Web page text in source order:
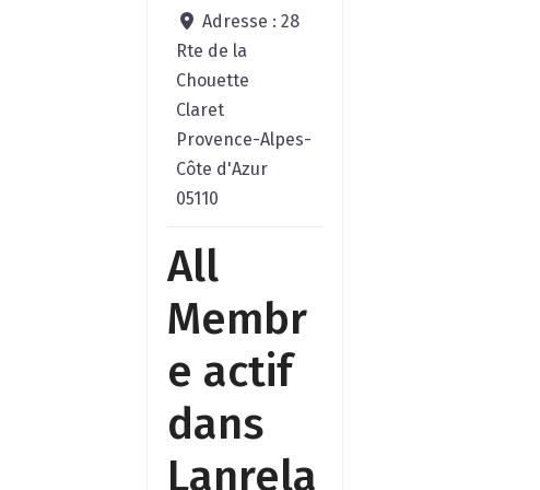
Adresse :28
Rte de la
Chouette
Claret
Provence-Alpes-
Côte d'Azur
05110
All
Membr
e actif
dans
Lanrela